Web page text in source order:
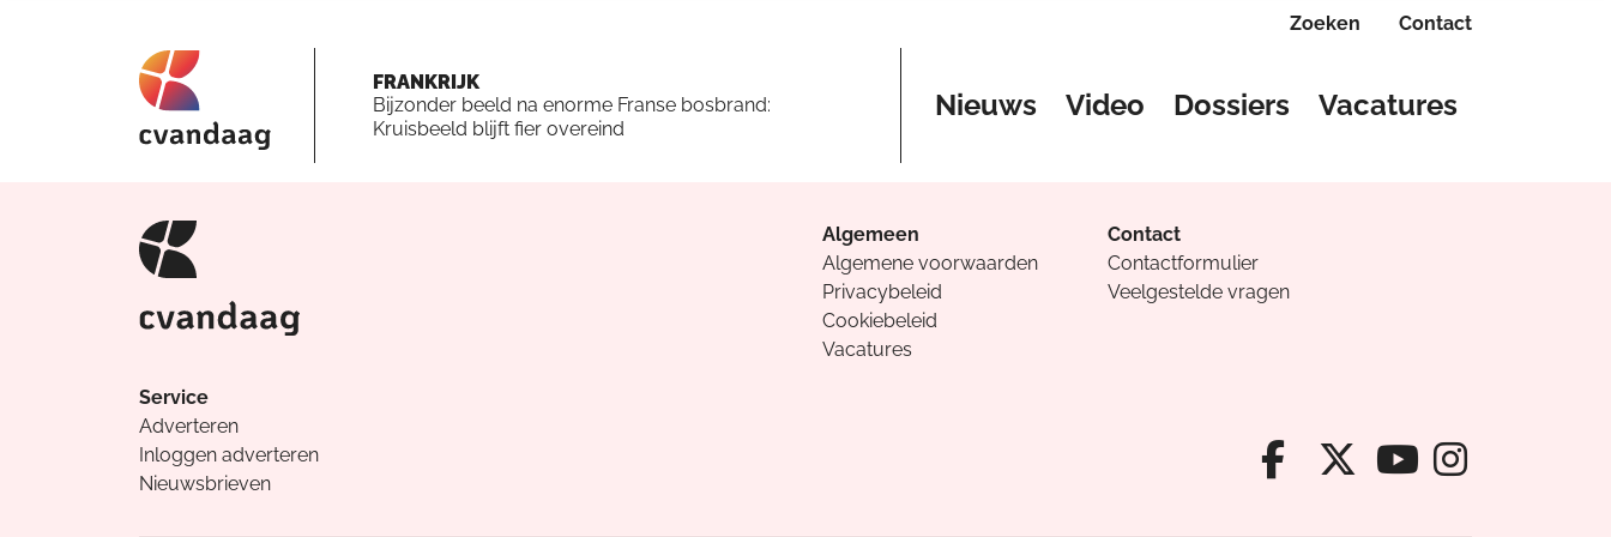
Zoeken Contact
FRANKRIJK
Bijzonder beeld na enorme Franse bosbrand:
Kruisbeeld blijft fier overeind
Nieuws Video Dossiers Vacatures
Algemeen
Algemene voorwaarden
Privacybeleid
Cookiebeleid
Vacatures
Contact
Contactformulier
Veelgestelde vragen
Service
Adverteren
Inloggen adverteren
Nieuwsbrieven
Facebook van
X van